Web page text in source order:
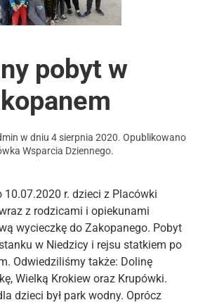
pobyt w
w dniu 4 sierpnia 2020. Opublikowano
Wsparcia Dziennego.
r. dzieci z Placówki
z rodzicami i opiekunami
wycieczkę do Zakopanego. Pobyt
w Niedzicy i rejsu statkiem po
Odwiedziliśmy także: Dolinę
Wielką Krokiew oraz Krupówki.
dzieci był park wodny. Oprócz